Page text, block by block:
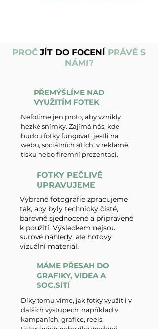
PROČ JÍT DO FOCENÍ PRÁVĚ S
NÁMI?
PŘEMÝŠLÍME NAD
VYUŽITÍM FOTEK
Nefotíme jen proto, aby vznikly
hezké snímky. Zajímá nás, kde
budou fotky fungovat, jestli na
webu, sociálních sítích, v reklamě,
tisku nebo firemní prezentaci.
FOTKY PEČLIVĚ
UPRAVUJEME
Vybrané fotografie zpracujeme
tak, aby byly technicky čisté,
barevně sjednocené a připravené
k použití. Výsledkem nejsou
surové náhledy, ale hotový
vizuální materiál.
MÁME PŘESAH DO
GRAFIKY, VIDEA A
SOC.SÍTÍ
Díky tomu víme, jak fotky využít i v
dalších výstupech, například v
kampaních, grafice, reels,